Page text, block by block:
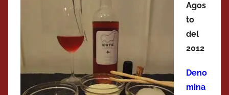
Agos
to
del
2012
Deno
mina